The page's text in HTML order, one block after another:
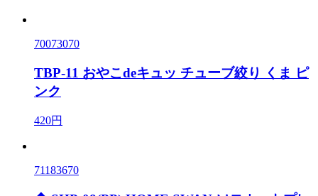
70073070
TBP-11 おやこdeキュッ チューブ絞り くま ピ
ンク
420円
71183670